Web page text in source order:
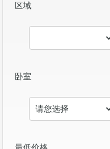
区域
卧室